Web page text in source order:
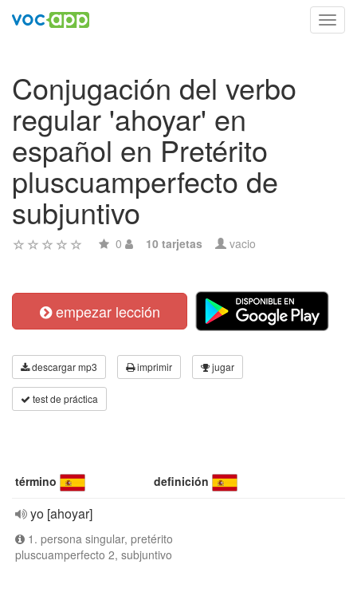
Conjugación del verbo
regular 'ahoyar' en
español en Pretérito
pluscuamperfecto de
subjuntivo
0 10 tarjetas vacio
empezar lección
descargar mp3 imprimir jugar
test de práctica
término definición
yo [ahoyar]
1. persona singular, pretérito
pluscuamperfecto 2, subjuntivo